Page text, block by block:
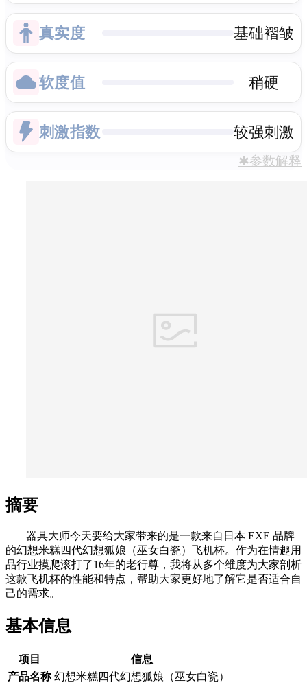
真实度 基础褶皱
软度值 稍硬
刺激指数 较强刺激
✱参数解释
摘要
器具大师今天要给大家带来的是一款来自日本 EXE 品牌
的幻想米糕四代幻想狐娘（巫女白瓷）飞机杯。作为在情趣用
品行业摸爬滚打了16年的老行尊，我将从多个维度为大家剖析
这款飞机杯的性能和特点，帮助大家更好地了解它是否适合自
己的需求。
基本信息
项目
信息
产品名称 幻想米糕四代幻想狐娘（巫女白瓷）